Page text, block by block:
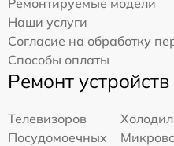
Наши услуги
Согласие на обработку
Способы оплаты
Ремонт устройств
Телевизоров
Посудомоечных